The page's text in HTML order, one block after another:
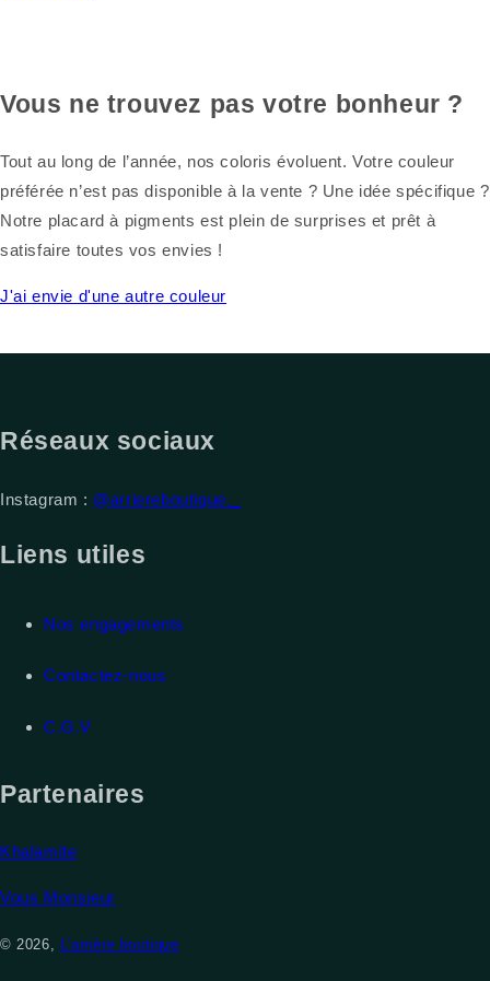
Vous ne trouvez pas votre bonheur ?
Tout au long de l’année, nos coloris évoluent. Votre couleur
préférée n’est pas disponible à la vente ? Une idée spécifique ?
Notre placard à pigments est plein de surprises et prêt à
satisfaire toutes vos envies !
J'ai envie d'une autre couleur
Réseaux sociaux
Instagram : @arriereboutique._
Liens utiles
Nos engagements
Contactez-nous
C.G.V
Partenaires
Khalamite
Vous Monsieur
© 2026, L'arrière boutique